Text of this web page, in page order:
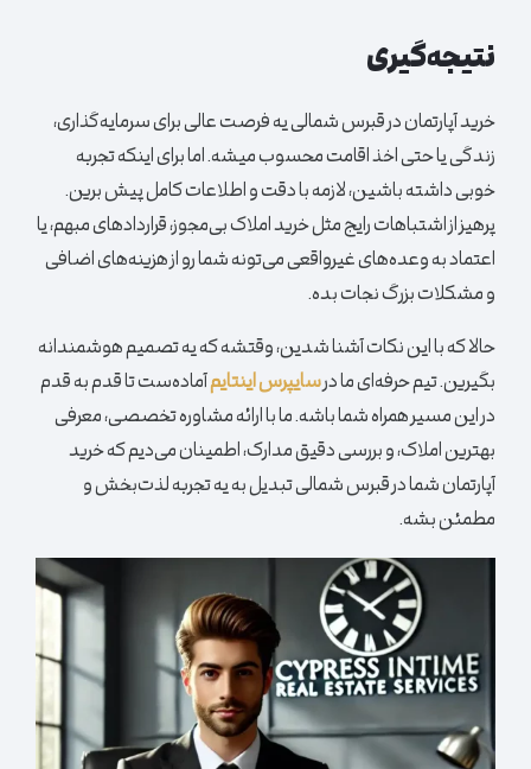
نتیجه‌گیری
خریدآپارتماندر قبرس شمالی یه فرصت عالی برای سرمایه‌گذاری،
زندگی یا حتی اخذ اقامت محسوب میشه. اما برای اینکه تجربه
خوبی داشته باشین، لازمه با دقت و اطلاعات کامل پیش برین.
پرهیز از اشتباهات رایج مثل خرید املاک بی‌مجوز، قراردادهای مبهم، یا
اعتماد به وعده‌های غیرواقعی می‌تونه شما رو از هزینه‌های اضافی
و مشکلات بزرگ نجات بده.
حالا که با این نکات آشنا شدین، وقتشه که یه تصمیم هوشمندانه
بگیرین. تیم حرفه‌ای ما درسایپرس اینتایمآماده‌ست تا قدم به قدم
در این مسیر همراه شما باشه. ما با ارائه مشاوره تخصصی، معرفی
بهترین املاک، و بررسی دقیق مدارک، اطمینان می‌دیم که خرید
آپارتمانشما در قبرس شمالی تبدیل به یه تجربه لذت‌بخش و
مطمئن بشه.